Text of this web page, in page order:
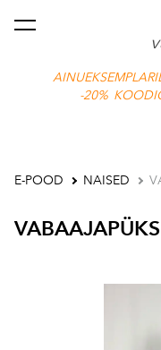
-20%
lisati ostukorvi.
E-POOD NAISED